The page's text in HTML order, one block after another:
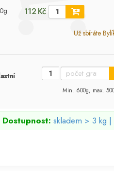
112 Kč
Už sbíráte
Min. 600g, max.
Dostupnost: skladem > 3 kg |